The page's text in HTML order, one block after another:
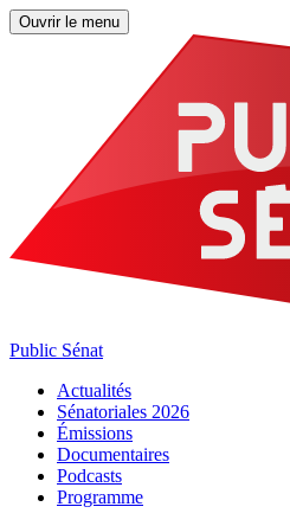
Ouvrir le menu
Public Sénat
Actualités
Sénatoriales 2026
Émissions
Documentaires
Podcasts
Programme